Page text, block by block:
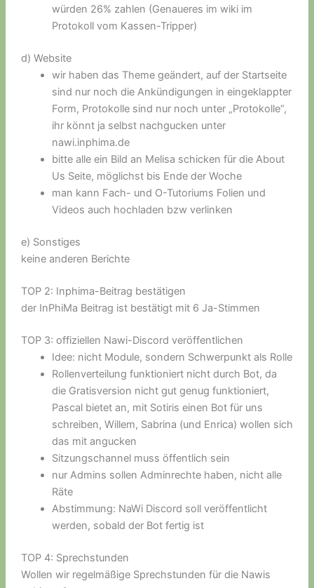
würden 26% zahlen (Genaueres im wiki im
Protokoll vom Kassen-Tripper)
d) Website
wir haben das Theme geändert, auf der Startseite
sind nur noch die Ankündigungen in eingeklappter
Form, Protokolle sind nur noch unter „Protokolle“,
ihr könnt ja selbst nachgucken unter
nawi.inphima.de
bitte alle ein Bild an Melisa schicken für die About
Us Seite, möglichst bis Ende der Woche
man kann Fach- und O-Tutoriums Folien und
Videos auch hochladen bzw verlinken
e) Sonstiges
keine anderen Berichte
TOP 2: Inphima-Beitrag bestätigen
der InPhiMa Beitrag ist bestätigt mit 6 Ja-Stimmen
TOP 3: offiziellen Nawi-Discord veröffentlichen
Idee: nicht Module, sondern Schwerpunkt als Rolle
Rollenverteilung funktioniert nicht durch Bot, da
die Gratisversion nicht gut genug funktioniert,
Pascal bietet an, mit Sotiris einen Bot für uns
schreiben, Willem, Sabrina (und Enrica) wollen sich
das mit angucken
Sitzungschannel muss öffentlich sein
nur Admins sollen Adminrechte haben, nicht alle
Räte
Abstimmung: NaWi Discord soll veröffentlicht
werden, sobald der Bot fertig ist
TOP 4: Sprechstunden
Wollen wir regelmäßige Sprechstunden für die Nawis